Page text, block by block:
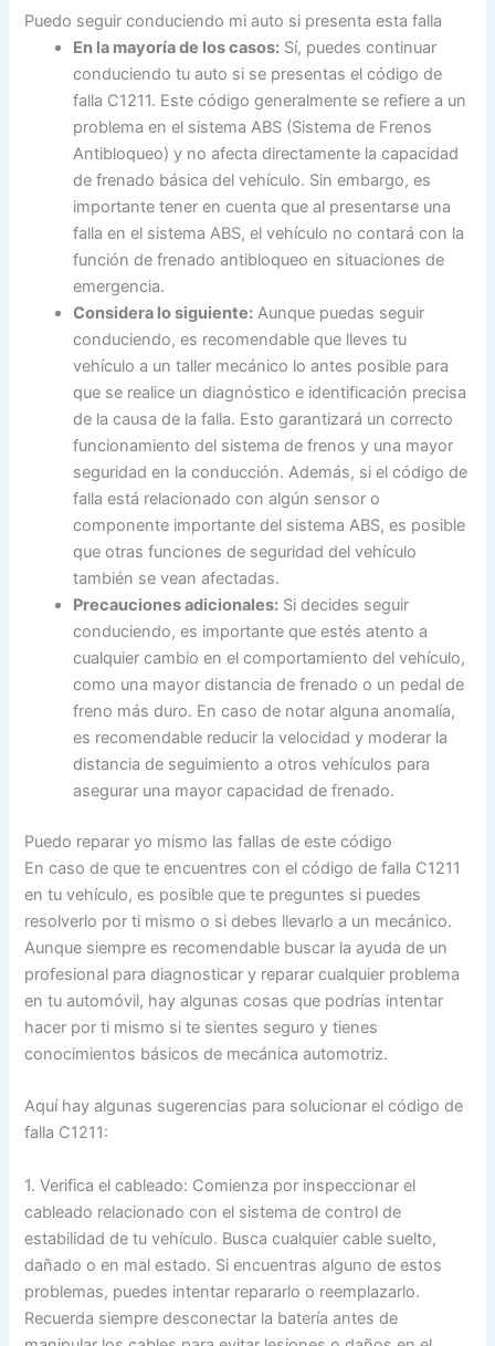
Puedo seguir conduciendo mi auto si presenta esta falla
En la mayoría de los casos: Sí, puedes continuar
conduciendo tu auto si se presentas el código de
falla C1211. Este código generalmente se refiere a un
problema en el sistema ABS (Sistema de Frenos
Antibloqueo) y no afecta directamente la capacidad
de frenado básica del vehículo. Sin embargo, es
importante tener en cuenta que al presentarse una
falla en el sistema ABS, el vehículo no contará con la
función de frenado antibloqueo en situaciones de
emergencia.
Considera lo siguiente: Aunque puedas seguir
conduciendo, es recomendable que lleves tu
vehículo a un taller mecánico lo antes posible para
que se realice un diagnóstico e identificación precisa
de la causa de la falla. Esto garantizará un correcto
funcionamiento del sistema de frenos y una mayor
seguridad en la conducción. Además, si el código de
falla está relacionado con algún sensor o
componente importante del sistema ABS, es posible
que otras funciones de seguridad del vehículo
también se vean afectadas.
Precauciones adicionales: Si decides seguir
conduciendo, es importante que estés atento a
cualquier cambio en el comportamiento del vehículo,
como una mayor distancia de frenado o un pedal de
freno más duro. En caso de notar alguna anomalía,
es recomendable reducir la velocidad y moderar la
distancia de seguimiento a otros vehículos para
asegurar una mayor capacidad de frenado.
Puedo reparar yo mismo las fallas de este código
En caso de que te encuentres con el código de falla C1211
en tu vehículo, es posible que te preguntes si puedes
resolverlo por ti mismo o si debes llevarlo a un mecánico.
Aunque siempre es recomendable buscar la ayuda de un
profesional para diagnosticar y reparar cualquier problema
en tu automóvil, hay algunas cosas que podrías intentar
hacer por ti mismo si te sientes seguro y tienes
conocimientos básicos de mecánica automotriz.
Aquí hay algunas sugerencias para solucionar el código de
falla C1211:
1. Verifica el cableado: Comienza por inspeccionar el
cableado relacionado con el sistema de control de
estabilidad de tu vehículo. Busca cualquier cable suelto,
dañado o en mal estado. Si encuentras alguno de estos
problemas, puedes intentar repararlo o reemplazarlo.
Recuerda siempre desconectar la batería antes de